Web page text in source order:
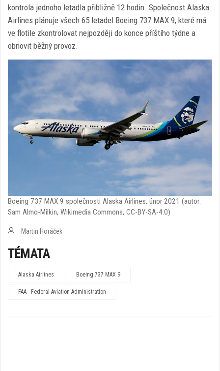
kontrola jednoho letadla přibližně 12 hodin. Společnost Alaska
Airlines plánuje všech 65 letadel Boeing 737 MAX 9, které má
ve flotile zkontrolovat nejpozději do konce příštího týdne a
obnovit běžný provoz.
Boeing 737 MAX 9 společnosti Alaska Airlines, únor 2021 (autor:
Sam Almo-Milkin, Wikimedia Commons, CC-BY-SA-4.0)
Martin Horáček
TÉMATA
Alaska Airlines Boeing 737 MAX 9
FAA - Federal Aviation Administration